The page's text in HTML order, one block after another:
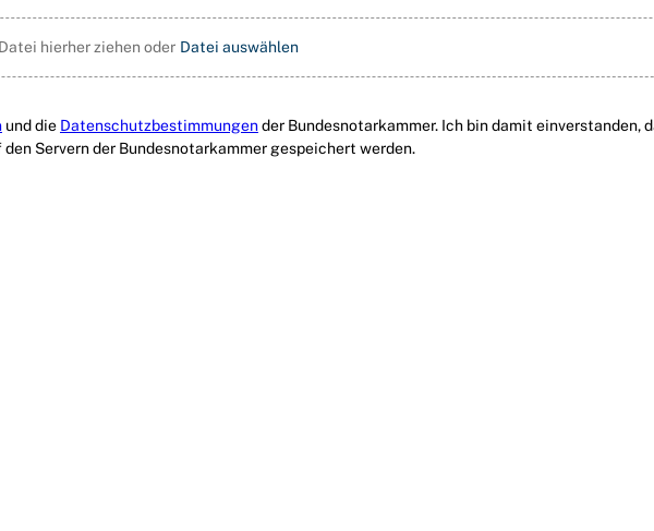
Datei hierher ziehen oder Datei auswählen
und die Datenschutzbestimmungender Bundesnotarkammer. Ich bin damit einverstanden,
Servern der Bundesnotarkammer gespeichert werden.